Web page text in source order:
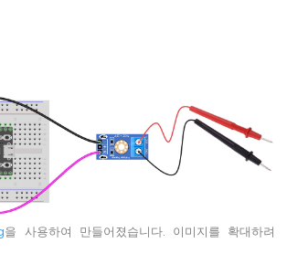
을 사용하여 만들어졌습니다. 이미지를 확대하려